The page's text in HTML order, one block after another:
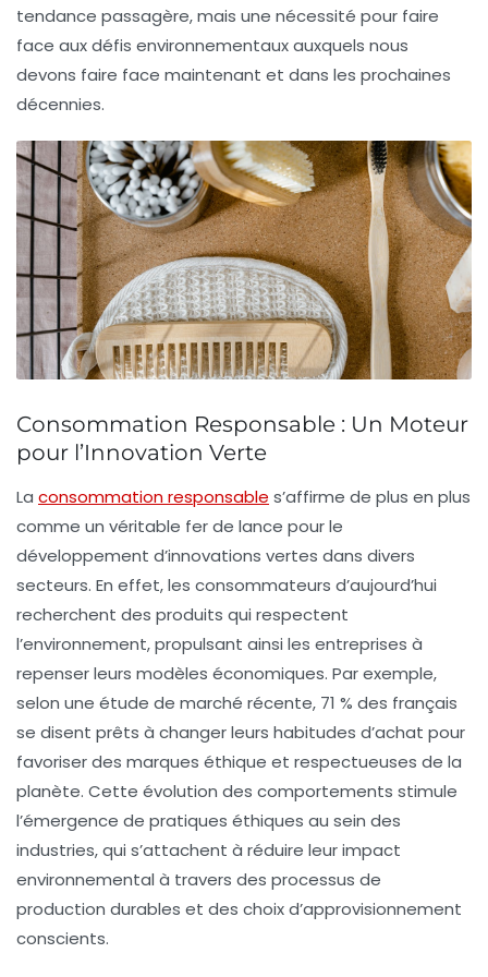
tendance passagère, mais une nécessité pour faire
face aux défis environnementaux auxquels nous
devons faire face maintenant et dans les prochaines
décennies.
Consommation Responsable : Un Moteur
pour l’Innovation Verte
La consommation responsable s’affirme de plus en plus
comme un véritable fer de lance pour le
développement d’innovations vertes dans divers
secteurs. En effet, les consommateurs d’aujourd’hui
recherchent des produits qui respectent
l’environnement, propulsant ainsi les entreprises à
repenser leurs modèles économiques. Par exemple,
selon une étude de marché récente, 71 % des français
se disent prêts à changer leurs habitudes d’achat pour
favoriser des marques éthique et respectueuses de la
planète. Cette évolution des comportements stimule
l’émergence de pratiques éthiques au sein des
industries, qui s’attachent à réduire leur impact
environnemental à travers des processus de
production durables et des choix d’approvisionnement
conscients.